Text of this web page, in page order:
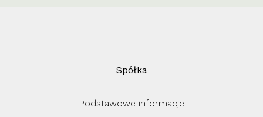
Spółka
Podstawowe informacje